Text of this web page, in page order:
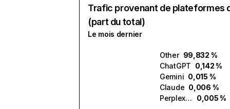
Trafic provenant de plateformes
(part du total)
Le mois dernier
Other 99,832 %
ChatGPT 0,142 %
Gemini 0,015 %
Claude 0,006 %
Perplexity
0,005 %